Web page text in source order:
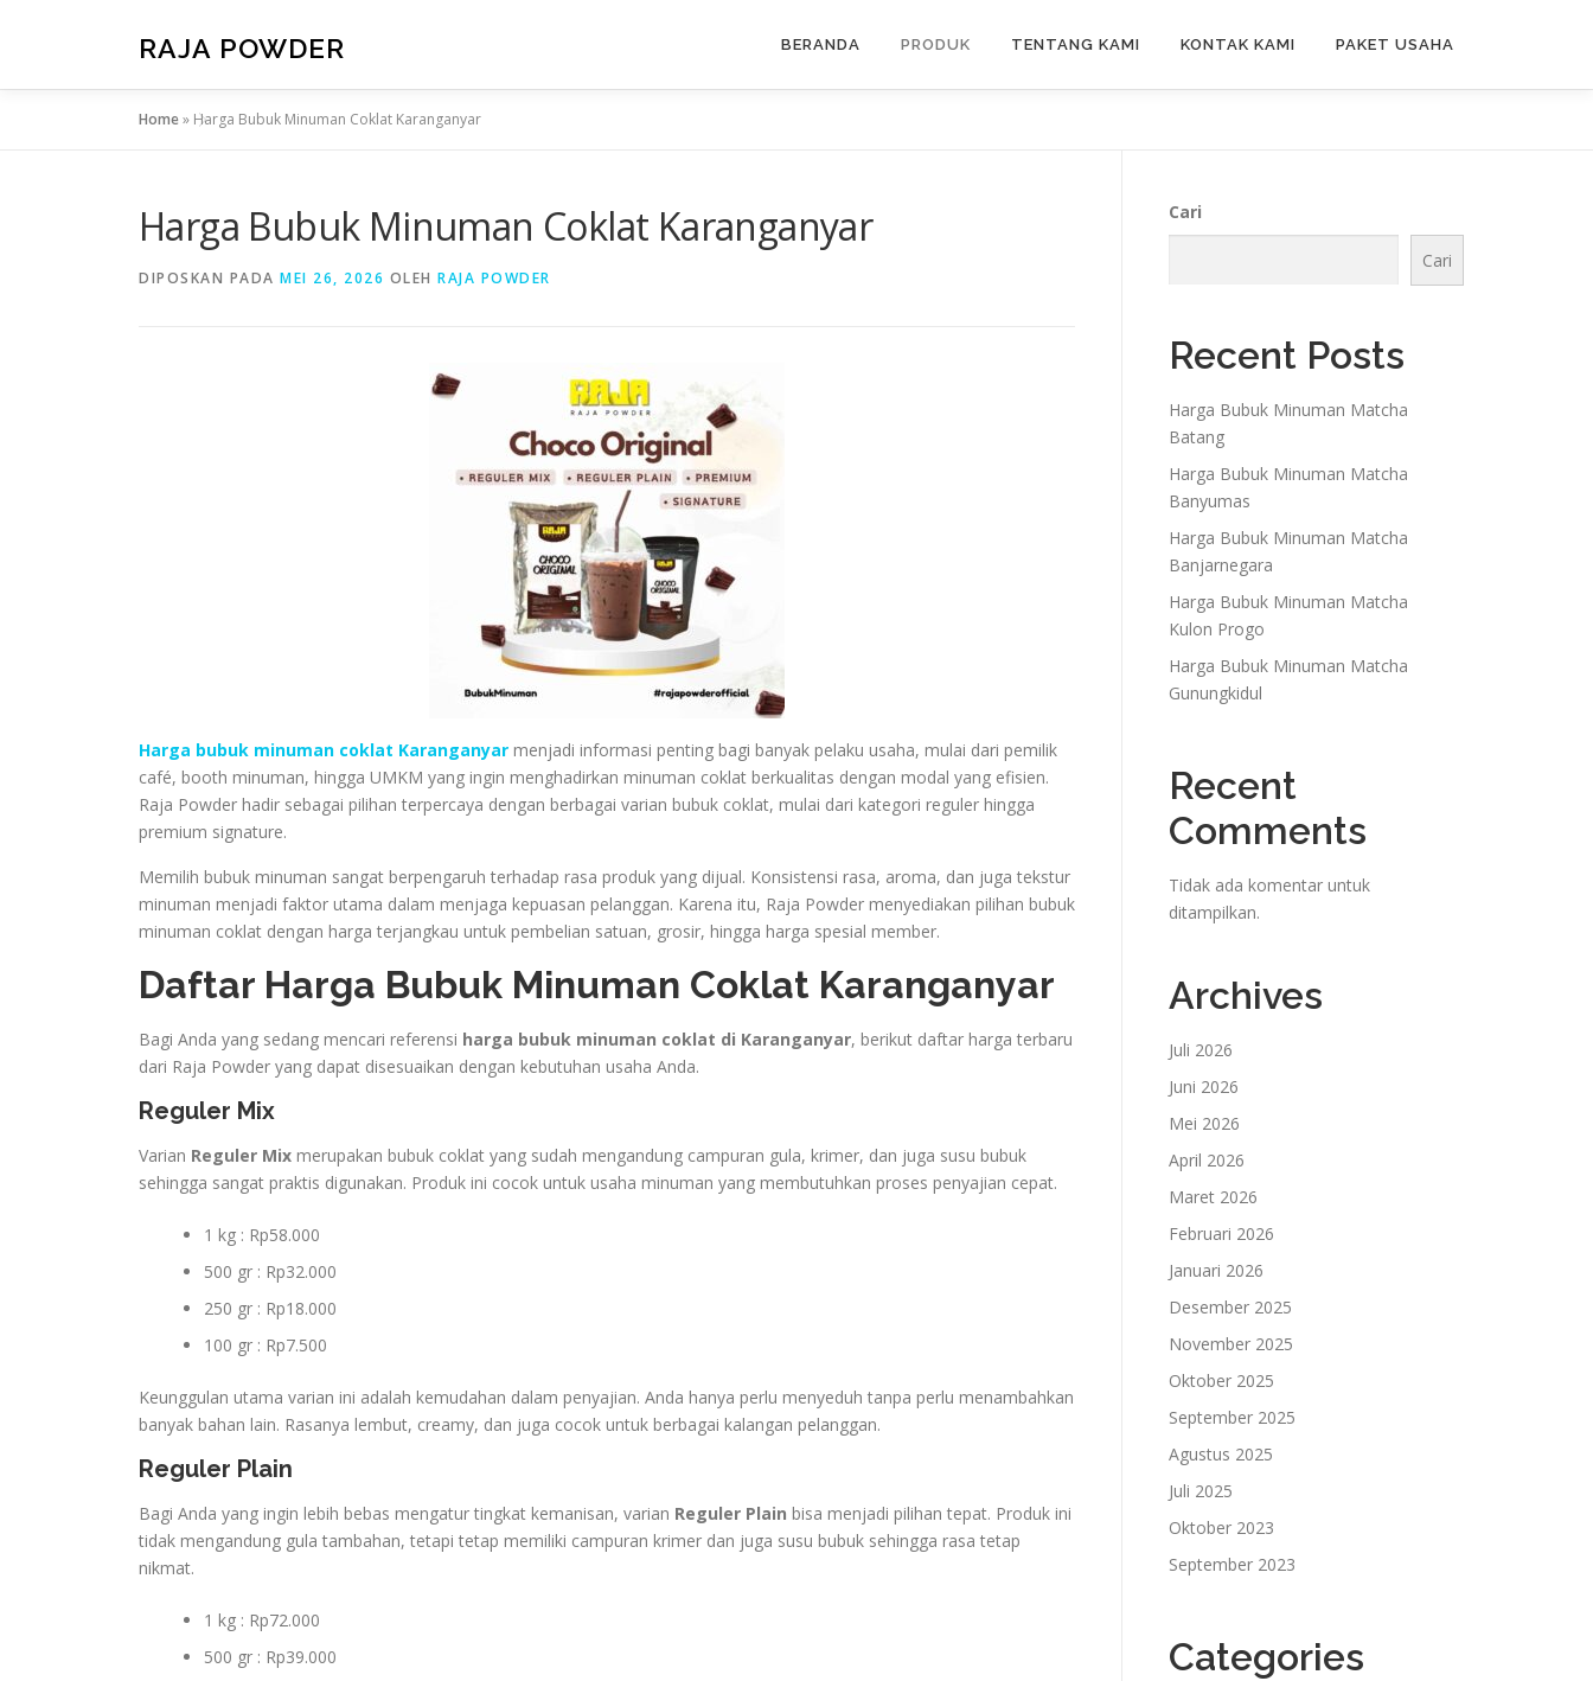
RAJA POWDER BERANDA PRODUK TENTANG KAMI KONTAK KAMI PAKET USAHA
Home» Harga Bubuk Minuman Coklat Karanganyar
Harga Bubuk Minuman Coklat Karanganyar
DIPOSKAN PADA MEI 26, 2026 OLEH RAJA POWDER
Harga bubuk minuman coklat Karanganyar menjadi informasi penting bagi banyak pelaku usaha, mulai dari pemilik
café, booth minuman, hingga UMKM yang ingin menghadirkan minuman coklat berkualitas dengan modal yang efisien.
Raja Powder hadir sebagai pilihan terpercaya dengan berbagai varian bubuk coklat, mulai dari kategori reguler hingga
premium signature.
Memilih bubuk minuman sangat berpengaruh terhadap rasa produk yang dijual. Konsistensi rasa, aroma, dan juga tekstur
minuman menjadi faktor utama dalam menjaga kepuasan pelanggan. Karena itu, Raja Powder menyediakan pilihan bubuk
minuman coklat dengan harga terjangkau untuk pembelian satuan, grosir, hingga harga spesial member.
Daftar Harga Bubuk Minuman Coklat Karanganyar
Bagi Anda yang sedang mencari referensi harga bubuk minuman coklat di Karanganyar, berikut daftar harga terbaru
dari Raja Powder yang dapat disesuaikan dengan kebutuhan usaha Anda.
Reguler Mix
Varian Reguler Mix merupakan bubuk coklat yang sudah mengandung campuran gula, krimer, dan juga susu bubuk
sehingga sangat praktis digunakan. Produk ini cocok untuk usaha minuman yang membutuhkan proses penyajian cepat.
1 kg : Rp58.000
500 gr : Rp32.000
250 gr : Rp18.000
100 gr : Rp7.500
Keunggulan utama varian ini adalah kemudahan dalam penyajian. Anda hanya perlu menyeduh tanpa perlu menambahkan
banyak bahan lain. Rasanya lembut, creamy, dan juga cocok untuk berbagai kalangan pelanggan.
Reguler Plain
Bagi Anda yang ingin lebih bebas mengatur tingkat kemanisan, varian Reguler Plain bisa menjadi pilihan tepat. Produk ini
tidak mengandung gula tambahan, tetapi tetap memiliki campuran krimer dan juga susu bubuk sehingga rasa tetap
nikmat.
1 kg : Rp72.000
500 gr : Rp39.000
Cari
Cari
Recent Posts
Harga Bubuk Minuman Matcha
Batang
Harga Bubuk Minuman Matcha
Banyumas
Harga Bubuk Minuman Matcha
Banjarnegara
Harga Bubuk Minuman Matcha
Kulon Progo
Harga Bubuk Minuman Matcha
Gunungkidul
Recent
Comments
Tidak ada komentar untuk
ditampilkan.
Archives
Juli 2026
Juni 2026
Mei 2026
April 2026
Maret 2026
Februari 2026
Januari 2026
Desember 2025
November 2025
Oktober 2025
September 2025
Agustus 2025
Juli 2025
Oktober 2023
September 2023
Categories